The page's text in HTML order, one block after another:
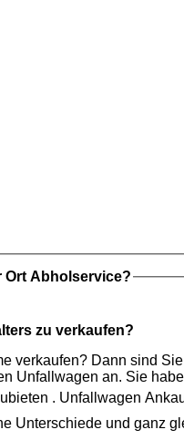
Abholservice?
zu verkaufen?
verkaufen? Dann sind
Unfallwagen an. Sie
. Unfallwagen
keine